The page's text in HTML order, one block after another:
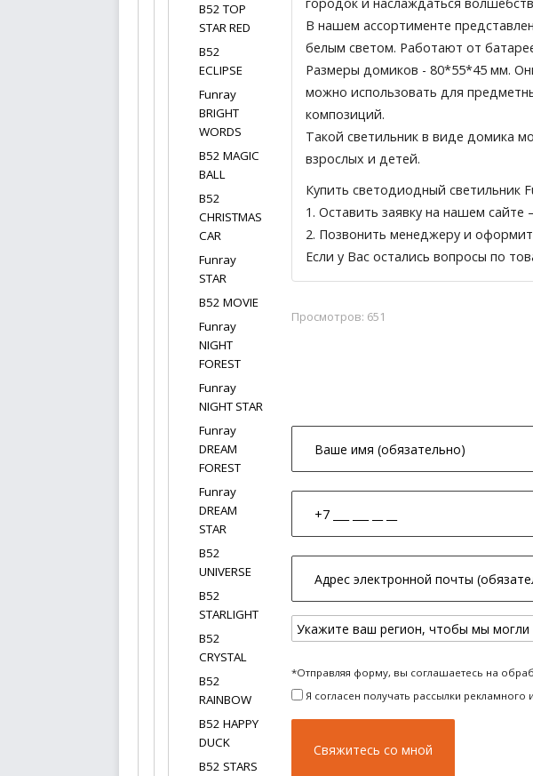
В нашем ассортименте
белым светом. Работают от
Размеры домиков - 80*55*45 мм.
можно использовать для
композиций.
Такой светильник в виде домика
взрослых и детей.
Купить светодиодный
1. Оставить заявку на нашем сайте
2. Позвонить менеджеру и
Если у Вас остались вопросы по
Просмотров: 651
*Отправляя форму, вы соглашаетесь на
Я согласен получать рассылки
B52 TOP
STAR RED
B52
ECLIPSE
Funray
BRIGHT
WORDS
B52 MAGIC
BALL
B52
CHRISTMAS
CAR
Funray
STAR
B52 MOVIE
Funray
NIGHT
FOREST
Funray
NIGHT STAR
Funray
DREAM
FOREST
Funray
DREAM
STAR
B52
UNIVERSE
B52
STARLIGHT
B52
CRYSTAL
B52
RAINBOW
B52 HAPPY
DUCK
B52 STARS